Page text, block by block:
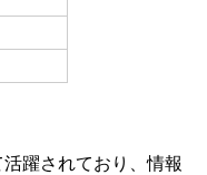
躍されており、情報